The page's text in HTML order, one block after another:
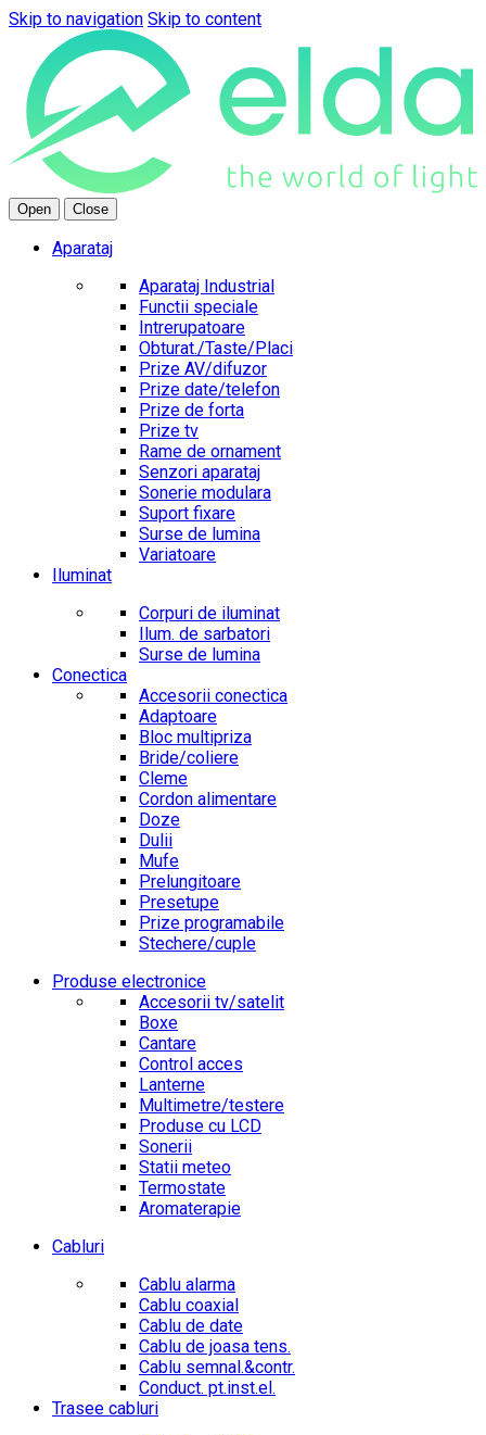
Skip to navigation Skip to content
Open Close
Aparataj
Aparataj Industrial
Functii speciale
Intrerupatoare
Obturat./Taste/Placi
Prize AV/difuzor
Prize date/telefon
Prize de forta
Prize tv
Rame de ornament
Senzori aparataj
Sonerie modulara
Suport fixare
Surse de lumina
Variatoare
Iluminat
Corpuri de iluminat
Ilum. de sarbatori
Surse de lumina
Conectica
Accesorii conectica
Adaptoare
Bloc multipriza
Bride/coliere
Cleme
Cordon alimentare
Doze
Dulii
Mufe
Prelungitoare
Presetupe
Prize programabile
Stechere/cuple
Produse electronice
Accesorii tv/satelit
Boxe
Cantare
Control acces
Lanterne
Multimetre/testere
Produse cu LCD
Sonerii
Statii meteo
Termostate
Aromaterapie
Cabluri
Cablu alarma
Cablu coaxial
Cablu de date
Cablu de joasa tens.
Cablu semnal.&contr.
Conduct. pt.inst.el.
Trasee cabluri